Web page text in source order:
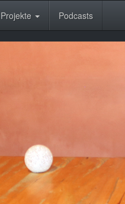
Projekte Podcasts